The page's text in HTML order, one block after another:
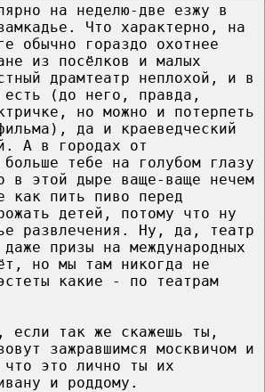
на неделю-две езжу в
Что характерно, на
обычно гораздо охотнее
из посёлков и малых
драмтеатр неплохой, и в
есть (до него, правда,
но можно и потерпеть
да и краеведческий
А в городах от
больше тебе на голубом глазу
в этой дыре ваще-ваще нечем
как пить пиво перед
детей, потому что ну
развлечения. Ну, да, театр
призы на международных
но мы там никогда не
какие - по театрам
если так же скажешь ты,
зажравшимся москвичом и
это лично ты их
и роддому.